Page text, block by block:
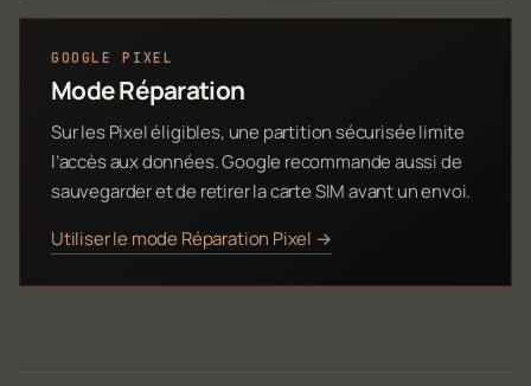
GOOGLE PIXEL
Mode Réparation
Sur les Pixel éligibles, une partition sécurisée limite
l’accès aux données. Google recommande aussi de
sauvegarder et de retirer la carte SIM avant un envoi.
Utiliser le mode Réparation Pixel →